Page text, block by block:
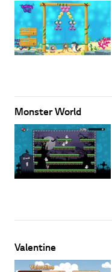
Monster World
Valentine